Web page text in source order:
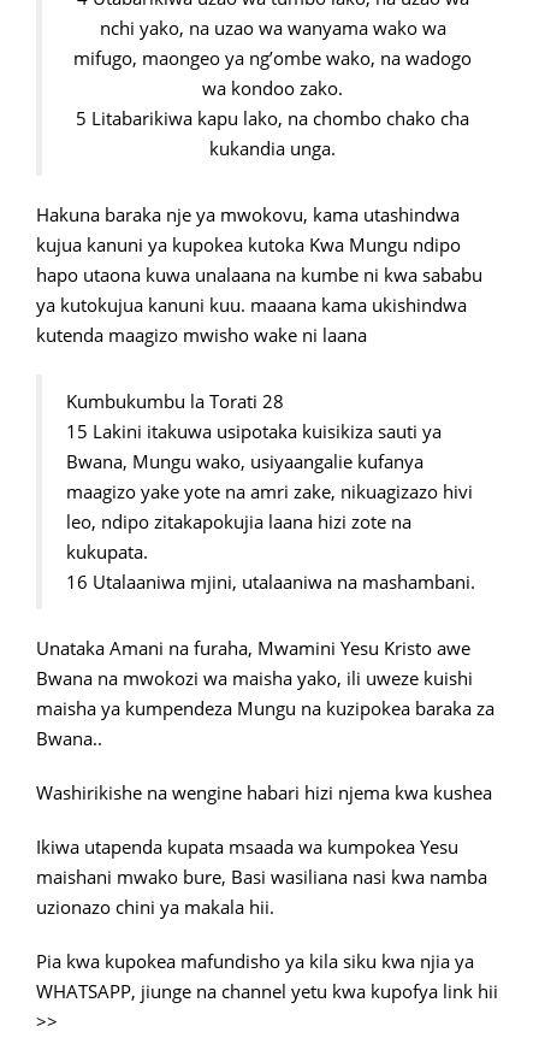
nchi yako, na uzao wa wanyama wako wa
mifugo, maongeo ya ng’ombe wako, na wadogo
wa kondoo zako.
5 Litabarikiwa kapu lako, na chombo chako cha
kukandia unga.
Hakuna baraka nje ya mwokovu, kama utashindwa
kujua kanuni ya kupokea kutoka Kwa Mungu ndipo
hapo utaona kuwa unalaana na kumbe ni kwa sababu
ya kutokujua kanuni kuu. maaana kama ukishindwa
kutenda maagizo mwisho wake ni laana
Kumbukumbu la Torati 28
15 Lakini itakuwa usipotaka kuisikiza sauti ya
Bwana, Mungu wako, usiyaangalie kufanya
maagizo yake yote na amri zake, nikuagizazo hivi
leo, ndipo zitakapokujia laana hizi zote na
kukupata.
16 Utalaaniwa mjini, utalaaniwa na mashambani.
Unataka Amani na furaha, Mwamini Yesu Kristo awe
Bwana na mwokozi wa maisha yako, ili uweze kuishi
maisha ya kumpendeza Mungu na kuzipokea baraka za
Bwana..
Washirikishe na wengine habari hizi njema kwa kushea
Ikiwa utapenda kupata msaada wa kumpokea Yesu
maishani mwako bure, Basi wasiliana nasi kwa namba
uzionazo chini ya makala hii.
Pia kwa kupokea mafundisho ya kila siku kwa njia ya
WHATSAPP, jiunge na channel yetu kwa kupofya link hii
>>